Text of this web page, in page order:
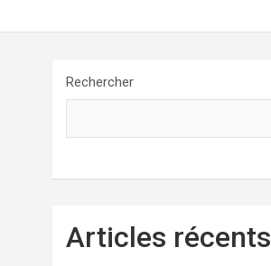
Rechercher
Articles récents